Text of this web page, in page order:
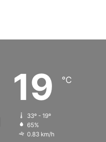
19 ℃
33º - 19º
65%
0.83 km/h